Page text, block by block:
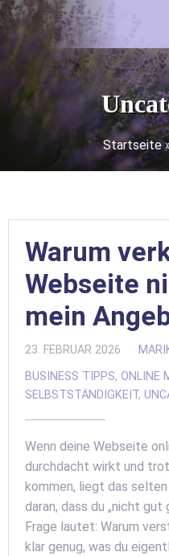
Startseite
Warum
Webseite
mein
23. FEBRUAR 2026
BUSINESS TIPPS, ONLINE
SELBSTSTÄNDIGKEIT,
Wenn deine Webseite
durchdacht wirkt und
kommen, liegt das
daran, dass du „nicht
Frage lautet: Warum
klar genug, was du